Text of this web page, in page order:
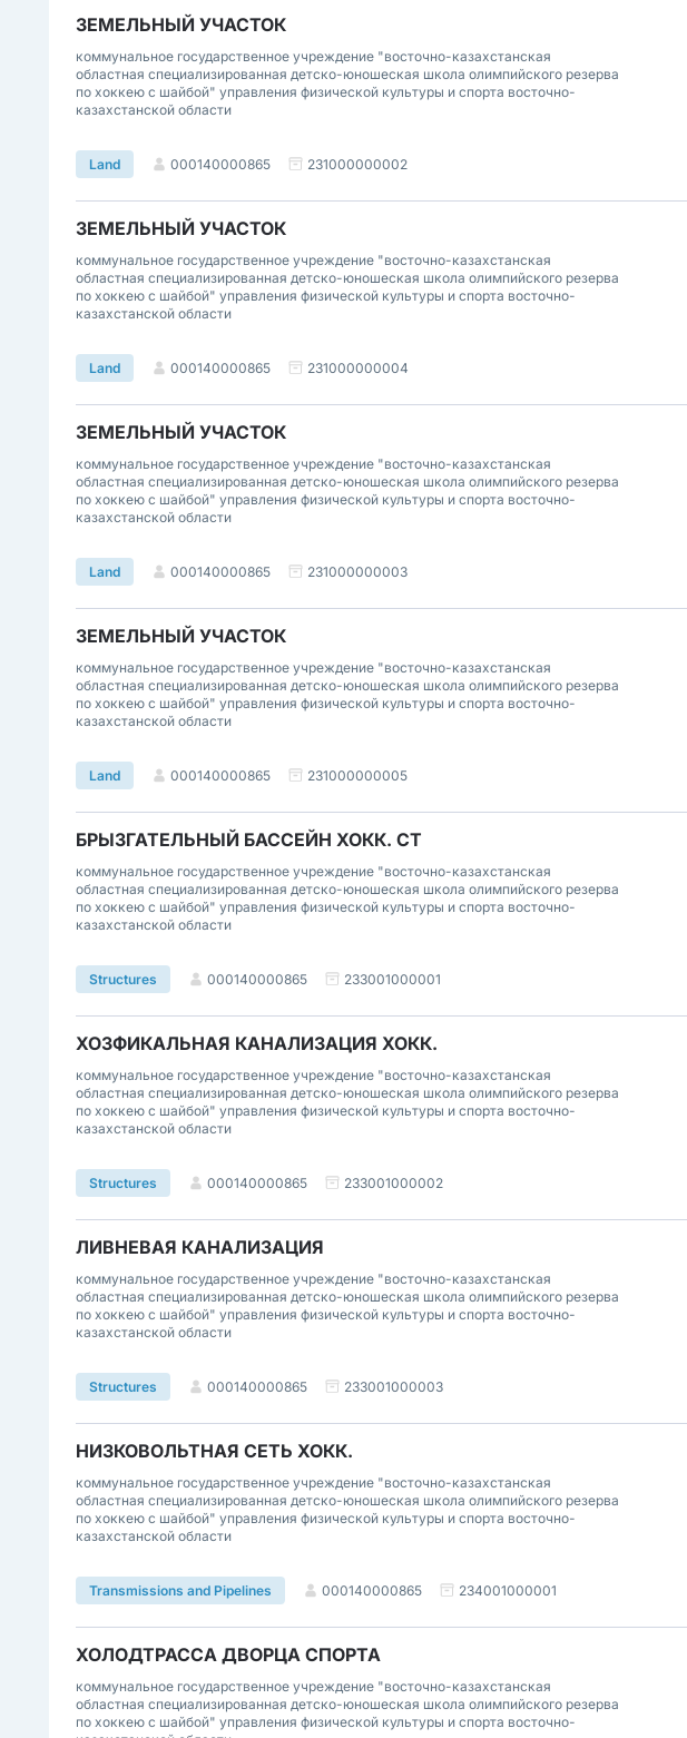
ЗЕМЕЛЬНЫЙ УЧАСТОК
коммунальное государственное учреждение "восточно-казахстанская
областная специализированная детско-юношеская школа олимпийского резерва
по хоккею с шайбой" управления физической культуры и спорта восточно-
казахстанской области
Land 000140000865 231000000002
ЗЕМЕЛЬНЫЙ УЧАСТОК
коммунальное государственное учреждение "восточно-казахстанская
областная специализированная детско-юношеская школа олимпийского резерва
по хоккею с шайбой" управления физической культуры и спорта восточно-
казахстанской области
Land 000140000865 231000000004
ЗЕМЕЛЬНЫЙ УЧАСТОК
коммунальное государственное учреждение "восточно-казахстанская
областная специализированная детско-юношеская школа олимпийского резерва
по хоккею с шайбой" управления физической культуры и спорта восточно-
казахстанской области
Land 000140000865 231000000003
ЗЕМЕЛЬНЫЙ УЧАСТОК
коммунальное государственное учреждение "восточно-казахстанская
областная специализированная детско-юношеская школа олимпийского резерва
по хоккею с шайбой" управления физической культуры и спорта восточно-
казахстанской области
Land 000140000865 231000000005
БРЫЗГАТЕЛЬНЫЙ БАССЕЙН ХОКК. СТ
коммунальное государственное учреждение "восточно-казахстанская
областная специализированная детско-юношеская школа олимпийского резерва
по хоккею с шайбой" управления физической культуры и спорта восточно-
казахстанской области
Structures 000140000865 233001000001
ХОЗФИКАЛЬНАЯ КАНАЛИЗАЦИЯ ХОКК.
коммунальное государственное учреждение "восточно-казахстанская
областная специализированная детско-юношеская школа олимпийского резерва
по хоккею с шайбой" управления физической культуры и спорта восточно-
казахстанской области
Structures 000140000865 233001000002
ЛИВНЕВАЯ КАНАЛИЗАЦИЯ
коммунальное государственное учреждение "восточно-казахстанская
областная специализированная детско-юношеская школа олимпийского резерва
по хоккею с шайбой" управления физической культуры и спорта восточно-
казахстанской области
Structures 000140000865 233001000003
НИЗКОВОЛЬТНАЯ СЕТЬ ХОКК.
коммунальное государственное учреждение "восточно-казахстанская
областная специализированная детско-юношеская школа олимпийского резерва
по хоккею с шайбой" управления физической культуры и спорта восточно-
казахстанской области
Transmissions and Pipelines 000140000865 234001000001
ХОЛОДТРАССА ДВОРЦА СПОРТА
коммунальное государственное учреждение "восточно-казахстанская
областная специализированная детско-юношеская школа олимпийского резерва
по хоккею с шайбой" управления физической культуры и спорта восточно-